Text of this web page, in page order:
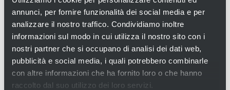
annunci, per fornire funzionalità dei social media e per
analizzare il nostro traffico. Condividiamo inoltre
informazioni sul modo in cui utilizza il nostro sito con i
nostri partner che si occupano di analisi dei dati web,
pubblicità e social media, i quali potrebbero combinarle
con altre informazioni che ha fornito loro o che hanno
raccolto dal suo utilizzo dei loro servizi.
GALLERIA DI PALAZZO CINI A SAN
VIO
Lo splendidopalazzo Cini, che si affaccia da un lato